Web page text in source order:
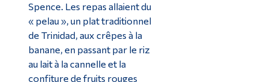
Spence. Les repas allaient du
« pelau », un plat traditionnel
de Trinidad, aux crêpes à la
banane, en passant par le riz
au lait à la cannelle et la
confiture de fruits rouges